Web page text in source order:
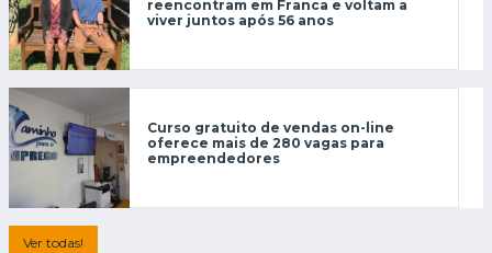
reencontram em Franca e voltam a
viver juntos após 56 anos
Curso gratuito de vendas on-line
oferece mais de 280 vagas para
empreendedores
Ver todas!